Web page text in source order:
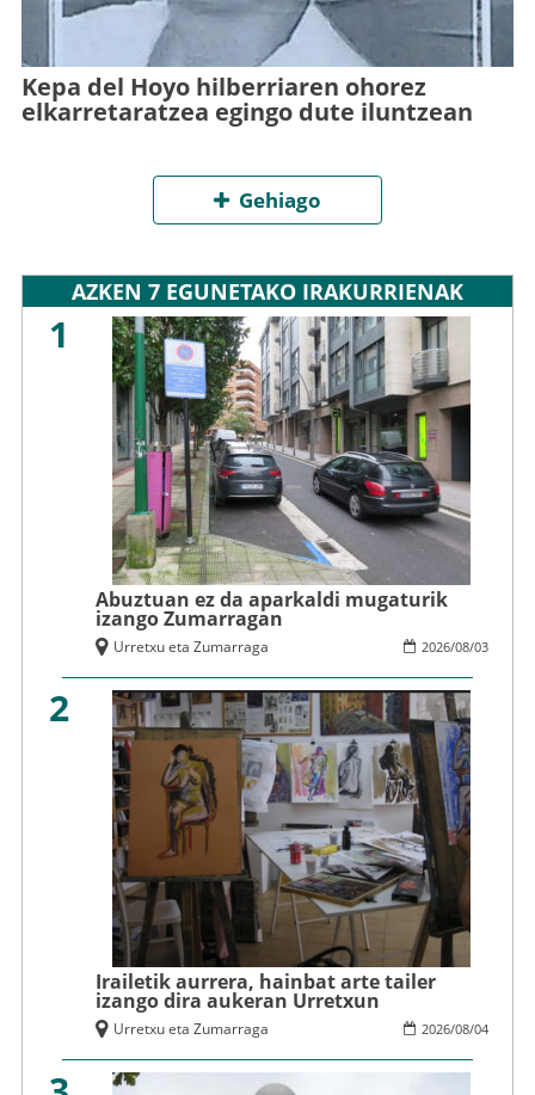
Kepa del Hoyo hilberriaren ohorez
elkarretaratzea egingo dute iluntzean
Gehiago
AZKEN 7 EGUNETAKO IRAKURRIENAK
1
Abuztuan ez da aparkaldi mugaturik
izango Zumarragan
2026/08/03
Urretxu eta Zumarraga
2
Irailetik aurrera, hainbat arte tailer
izango dira aukeran Urretxun
2026/08/04
Urretxu eta Zumarraga